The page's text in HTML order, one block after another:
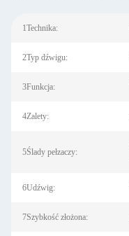
1Technika:
2Typ dźwigu:
3Funkcja:
4Zalety:
5Ślady pełzaczy:
6Udźwig:
7Szybkość złożona: